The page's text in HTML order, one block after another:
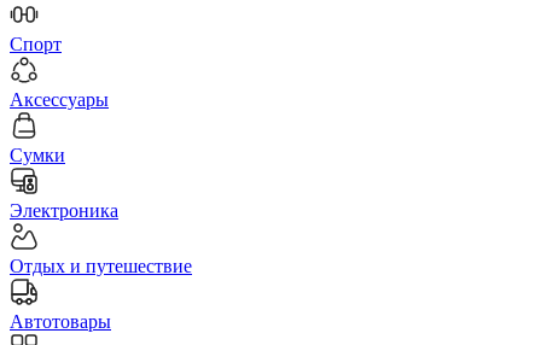
Спорт
Аксессуары
Сумки
Электроника
Отдых и путешествие
Автотовары